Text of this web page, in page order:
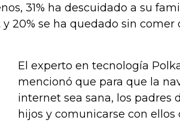
31% ha descuidado a su
20% se ha quedado sin comer
El experto en tecnología
mencionó que para que la
internet sea sana, los padres
hijos y comunicarse con